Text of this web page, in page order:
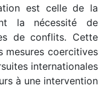
est celle de la
la nécessité de
de conflits. Cette
mesures coercitives
internationales
à une intervention